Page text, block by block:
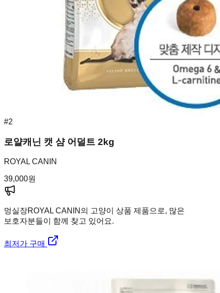
#2
로얄캐닌 캣 샴 어덜트 2kg
ROYAL CANIN
39,000원
멍실장ROYAL CANIN의 고양이 상품 제품으로, 많은
보호자분들이 함께 찾고 있어요.
최저가 구매